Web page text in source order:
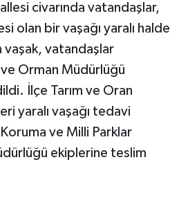
civarında vatandaşlar,
olan bir vaşağı yaralı halde
vaşak, vatandaşlar
ve Orman Müdürlüğü
İlçe Tarım ve Oran
yaralı vaşağı tedavi
ve Milli Parklar
ekiplerine teslim